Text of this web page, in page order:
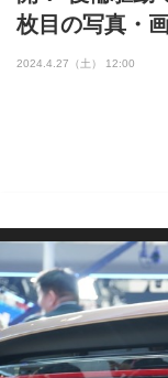
枚目の写真・
2024.4.27（土） 12:00